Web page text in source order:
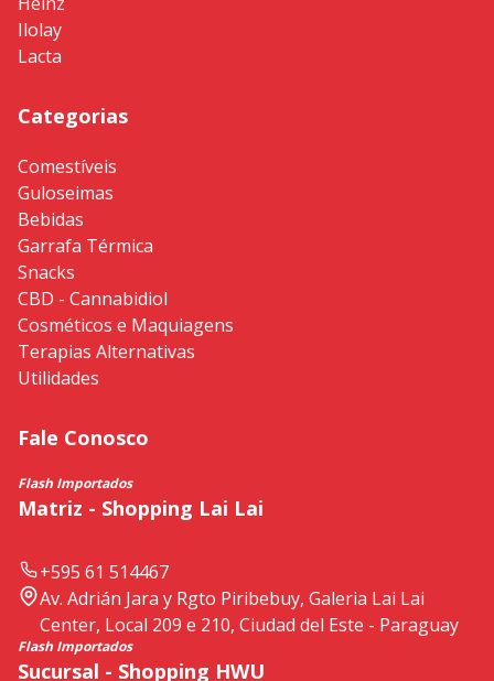
Ilolay
Lacta
Categorias
Comestíveis
Guloseimas
Bebidas
Garrafa Térmica
Snacks
CBD - Cannabidiol
Cosméticos e Maquiagens
Terapias Alternativas
Utilidades
Fale Conosco
Flash Importados
Matriz - Shopping Lai Lai
+595 61 514467
Av. Adrián Jara y Rgto Piribebuy, Galeria Lai Lai
Center, Local 209 e 210, Ciudad del Este - Paraguay
Flash Importados
Sucursal - Shopping HWU